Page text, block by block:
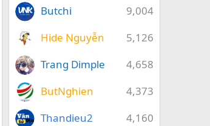
9,004
Butchi
5,126
Hide Nguyễn
4,658
Trang Dimple
4,373
ButNghien
4,160
Thandieu2